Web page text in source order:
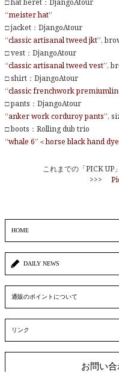
□ hat beret：DjangoAtour
“meister hat”
□ jacket：DjangoAtour
“classic artisanal tweed jkt”,
□ vest：DjangoAtour
“classic artisanal tweed vest”,
□ shirt：DjangoAtour
“classic frenchwork
□ pants：DjangoAtour
“anker work corduroy pants”,
□ boots：Rolling dub trio
“whale 6”＜horse black hand dye
これまでの「PICK UP
>>>
HOME
DAILY NEWS
通販のポイントについて
リンク
お問い